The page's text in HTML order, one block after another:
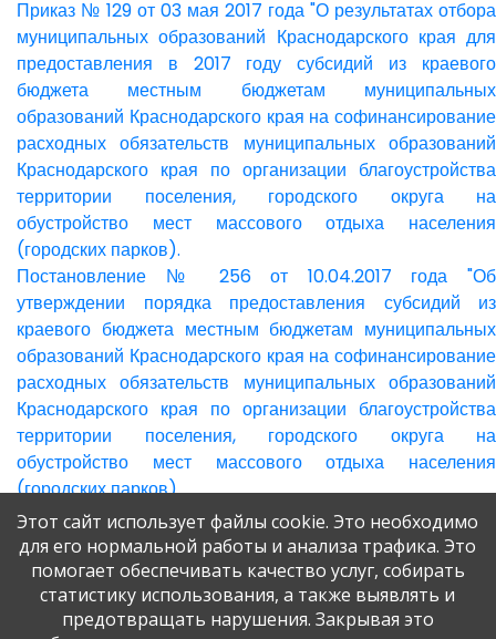
Приказ № 129 от 03 мая 2017 года "О результатах отбора
муниципальных образований Краснодарского края для
предоставления в 2017 году субсидий из краевого
бюджета местным бюджетам муниципальных
образований Краснодарского края на софинансирование
расходных обязательств муниципальных образований
Краснодарского края по организации благоустройства
территории поселения, городского округа на
обустройство мест массового отдыха населения
(городских парков).
Постановление № 256 от 10.04.2017 года "Об
утверждении порядка предоставления субсидий из
краевого бюджета местным бюджетам муниципальных
образований Краснодарского края на софинансирование
расходных обязательств муниципальных образований
Краснодарского края по организации благоустройства
территории поселения, городского округа на
обустройство мест массового отдыха населения
(городских парков).
Этот сайт использует файлы cookie. Это необходимо
для его нормальной работы и анализа трафика. Это
помогает обеспечивать качество услуг, собирать
статистику использования, а также выявлять и
предотвращать нарушения. Закрывая это